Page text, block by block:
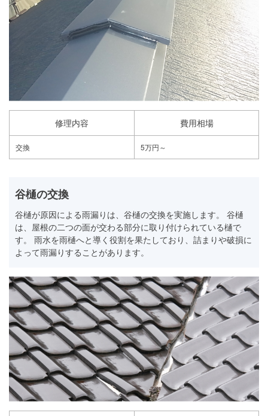
修理内容 費用相場
交換 5万円～
谷樋の交換
谷樋が原因による雨漏りは、谷樋の交換を実施します。 谷樋
は、屋根の二つの面が交わる部分に取り付けられている樋で
す。 雨水を雨樋へと導く役割を果たしており、詰まりや破損に
よって雨漏りすることがあります。